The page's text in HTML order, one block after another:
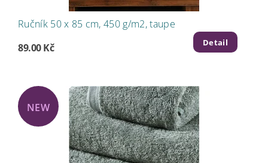
Ručník 50 x 85 cm, 450 g/m2, taupe
89.00 Kč
Detail
NEW